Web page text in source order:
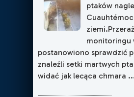
ptaków
monitoringu
postanowiono sprawdzić
znaleźli setki martwych
widać jak lecąca chmara